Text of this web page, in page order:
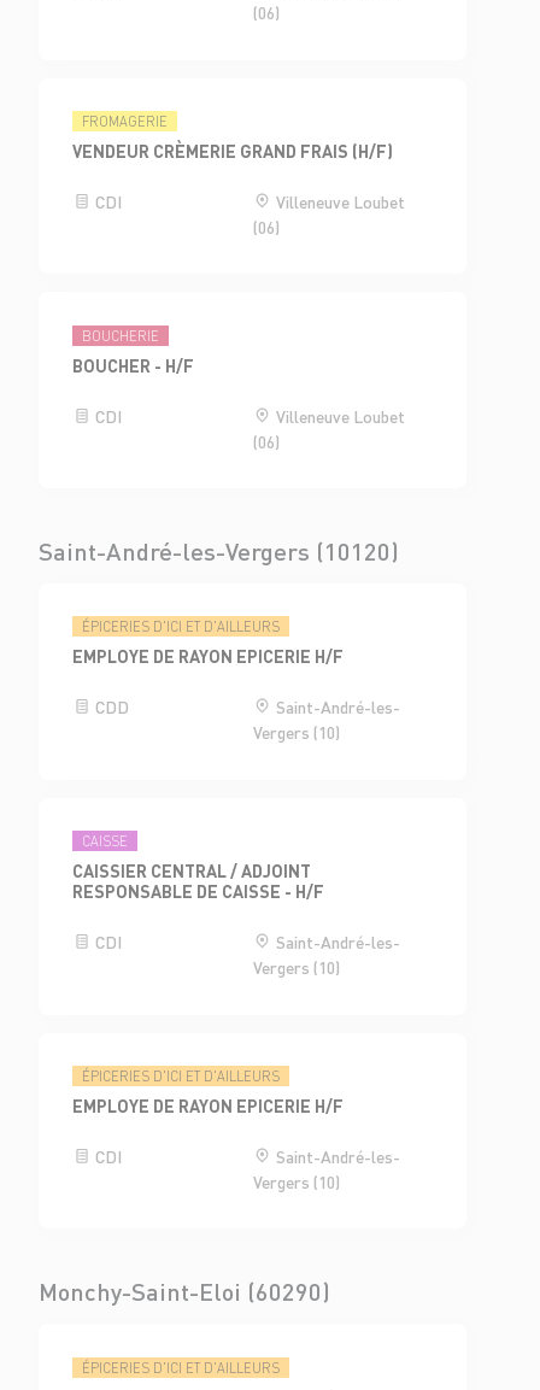
(06)
FROMAGERIE
VENDEUR CRÈMERIE GRAND FRAIS (H/F)
CDI
Villeneuve Loubet
(06)
BOUCHERIE
BOUCHER - H/F
CDI
Villeneuve Loubet
(06)
Saint-André-les-Vergers (10120)
ÉPICERIES D'ICI ET D'AILLEURS
EMPLOYE DE RAYON EPICERIE H/F
CDD
Saint-André-les-
Vergers (10)
CAISSE
CAISSIER CENTRAL / ADJOINT
RESPONSABLE DE CAISSE - H/F
CDI
Saint-André-les-
Vergers (10)
ÉPICERIES D'ICI ET D'AILLEURS
EMPLOYE DE RAYON EPICERIE H/F
CDI
Saint-André-les-
Vergers (10)
Monchy-Saint-Eloi (60290)
ÉPICERIES D'ICI ET D'AILLEURS